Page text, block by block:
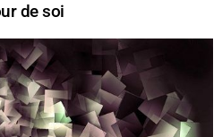
de soi